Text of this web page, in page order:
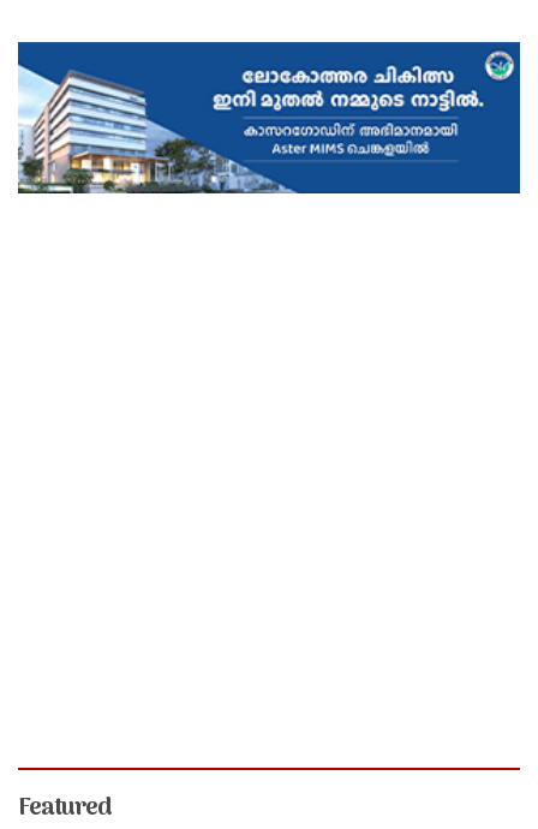
Featured